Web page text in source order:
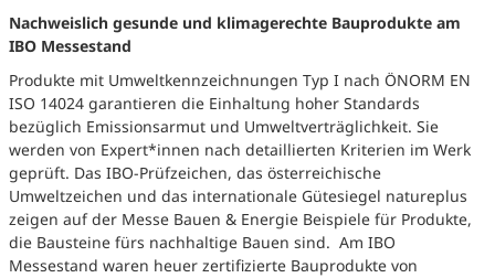
Nachweislich gesunde und klimagerechte Bauprodukte am
IBO Messestand
Produkte mit Umweltkennzeichnungen Typ I nach ÖNORM EN
ISO 14024 garantieren die Einhaltung hoher Standards
bezüglich Emissionsarmut und Umweltverträglichkeit. Sie
werden von Expert*innen nach detaillierten Kriterien im Werk
geprüft. Das IBO-Prüfzeichen, das österreichische
Umweltzeichen und das internationale Gütesiegel natureplus
zeigen auf der Messe Bauen & Energie Beispiele für Produkte,
die Bausteine fürs nachhaltige Bauen sind. Am IBO
Messestand waren heuer zertifizierte Bauprodukte von